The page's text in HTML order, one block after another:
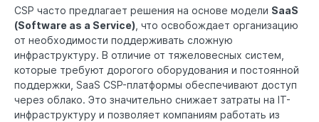
CSP часто предлагает решения на основе модели SaaS
(Software as a Service) , что освобождает организацию
от необходимости поддерживать сложную
инфраструктуру. В отличие от тяжеловесных систем,
которые требуют дорогого оборудования и постоянной
поддержки, SaaS CSP-платформы обеспечивают доступ
через облако. Это значительно снижает затраты на IT-
инфраструктуру и позволяет компаниям работать из